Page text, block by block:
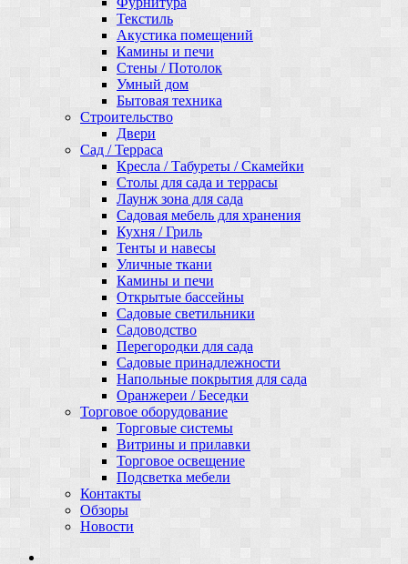
Текстиль
Акустика помещений
Камины и печи
Стены / Потолок
Умный дом
Бытовая техника
Строительство
Двери
Сад / Терраса
Кресла / Табуреты / Скамейки
Столы для сада и террасы
Лаунж зона для сада
Садовая мебель для хранения
Кухня / Гриль
Тенты и навесы
Уличные ткани
Камины и печи
Открытые бассейны
Садовые светильники
Садоводство
Перегородки для сада
Садовые принадлежности
Напольные покрытия для сада
Оранжереи / Беседки
Торговое оборудование
Торговые системы
Витрины и прилавки
Торговое освещение
Подсветка мебели
Контакты
Обзоры
Новости